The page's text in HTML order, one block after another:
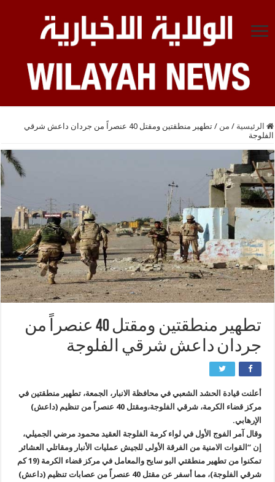
الرئيسية / من /
تطهير منطقتين ومقتل 40 عنصراً من جردان داعش شرقي
الفلوجة
تطهير منطقتين ومقتل 40 عنصراً من
جردان داعش شرقي الفلوجة
أعلنت قيادة الحشد الشعبي في محافظة الانبار، الجمعة، تطهير منطقتين في
مركز قضاء الكرمة، شرقي الفلوجة،ومقتل 40 عنصراً من تنظيم (داعش)
الإرهابي.
وقال آمر الفوج الأول في لواء كرمة الفلوجة العقيد محمود مرضي الجميلي،
إن “القوات الامنية من الفرقة الأولى للجيش عمليات الأنبار ومقاتلي العشائر
تمكنوا من تطهير منطقتي البو سايح والمعامل في مركز قضاء الكرمة (19 كم
شرقي الفلوجة)، مما أسفر عن مقتل 40 عنصراً من عصابات تنظيم (داعش)